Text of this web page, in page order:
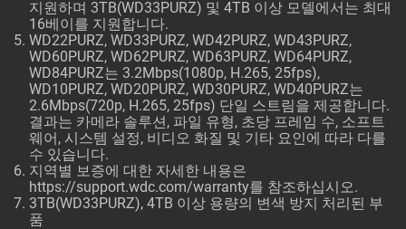
지원하며 3TB(WD33PURZ) 및 4TB 이상 모델에서는 최대
16베이를 지원합니다.
WD22PURZ, WD33PURZ, WD42PURZ, WD43PURZ,
WD60PURZ, WD62PURZ, WD63PURZ, WD64PURZ,
WD84PURZ는 3.2Mbps(1080p, H.265, 25fps),
WD10PURZ, WD20PURZ, WD30PURZ, WD40PURZ는
2.6Mbps(720p, H.265, 25fps) 단일 스트림을 제공합니다.
결과는 카메라 솔루션, 파일 유형, 초당 프레임 수, 소프트
웨어, 시스템 설정, 비디오 화질 및 기타 요인에 따라 다를
수 있습니다.
지역별 보증에 대한 자세한 내용은
https://support.wdc.com/warranty를 참조하십시오.
3TB(WD33PURZ), 4TB 이상 용량의 변색 방지 처리된 부
품